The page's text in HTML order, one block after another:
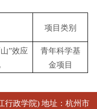
项目类别
”效应
青年科学基
金项目
行政学院) 地址：杭州市